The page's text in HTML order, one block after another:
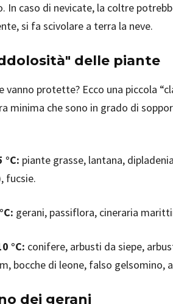
In caso di nevicate, la coltre
si fa scivolare a terra la neve.
delle piante
vanno protette? Ecco una piccola
minima che sono in grado di
°C: piante grasse, lantana,
fucsie.
gerani, passiflora, cineraria
°C: conifere, arbusti da siepe,
bocche di leone, falso gelsomino,
dei gerani